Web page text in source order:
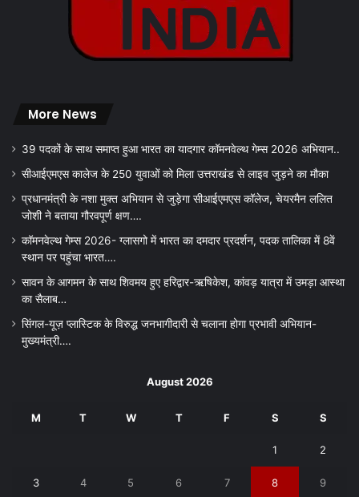
More News
39 पदकों के साथ समाप्त हुआ भारत का यादगार कॉमनवेल्थ गेम्स 2026 अभियान..
सीआईएमएस कालेज के 250 युवाओं को मिला उत्तराखंड से लाइव जुड़ने का मौका
प्रधानमंत्री के नशा मुक्त अभियान से जुड़ेगा सीआईएमएस कॉलेज, चेयरमैन ललित
जोशी ने बताया गौरवपूर्ण क्षण….
कॉमनवेल्थ गेम्स 2026- ग्लासगो में भारत का दमदार प्रदर्शन, पदक तालिका में 8वें
स्थान पर पहुंचा भारत….
सावन के आगमन के साथ शिवमय हुए हरिद्वार-ऋषिकेश, कांवड़ यात्रा में उमड़ा आस्था
का सैलाब…
सिंगल-यूज़ प्लास्टिक के विरुद्ध जनभागीदारी से चलाना होगा प्रभावी अभियान-
मुख्यमंत्री….
August 2026
M T W T F S S
1 2
3 4 5 6 7 8 9